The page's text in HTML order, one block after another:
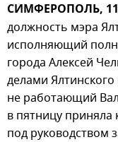
СИМФЕРОПОЛЬ,
должность мэра
исполняющий
города Алексей
делами
не работающий
в пятницу приняла
под руководством